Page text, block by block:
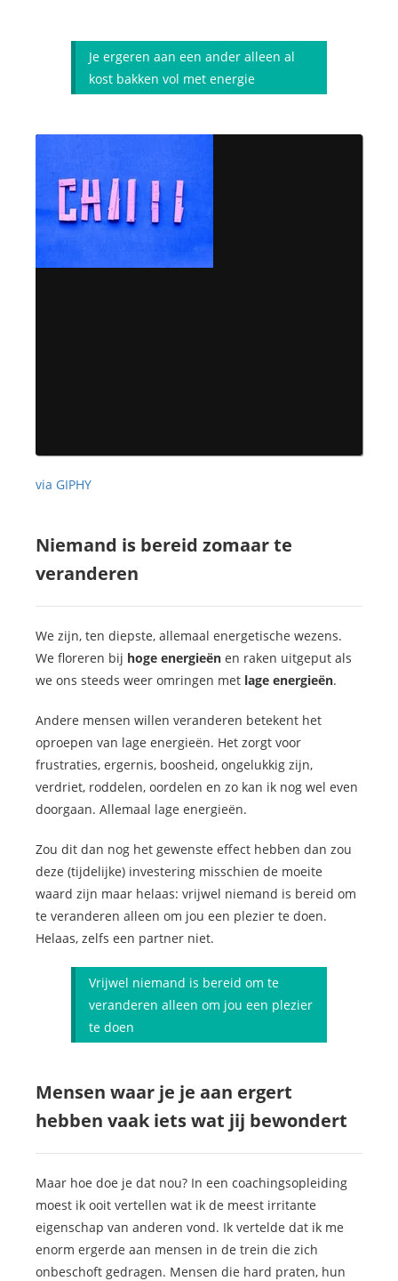
Je ergeren aan een ander alleen al
kost bakken vol met energie
via GIPHY
Niemand is bereid zomaar te
veranderen
We zijn, ten diepste, allemaal energetische wezens.
We floreren bij hoge energieën en raken uitgeput als
we ons steeds weer omringen met lage energieën.
Andere mensen willen veranderen betekent het
oproepen van lage energieën. Het zorgt voor
frustraties, ergernis, boosheid, ongelukkig zijn,
verdriet, roddelen, oordelen en zo kan ik nog wel even
doorgaan. Allemaal lage energieën.
Zou dit dan nog het gewenste effect hebben dan zou
deze (tijdelijke) investering misschien de moeite
waard zijn maar helaas: vrijwel niemand is bereid om
te veranderen alleen om jou een plezier te doen.
Helaas, zelfs een partner niet.
Vrijwel niemand is bereid om te
veranderen alleen om jou een plezier
te doen
Mensen waar je je aan ergert
hebben vaak iets wat jij bewondert
Maar hoe doe je dat nou? In een coachingsopleiding
moest ik ooit vertellen wat ik de meest irritante
eigenschap van anderen vond. Ik vertelde dat ik me
enorm ergerde aan mensen in de trein die zich
onbeschoft gedragen. Mensen die hard praten, hun